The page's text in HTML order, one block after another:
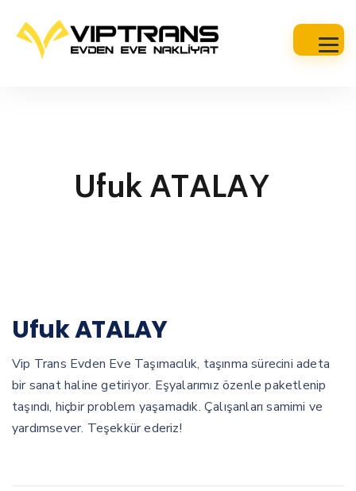
Ufuk ATALAY
Ufuk ATALAY
Vip Trans Evden Eve Taşımacılık, taşınma sürecini adeta
bir sanat haline getiriyor. Eşyalarımız özenle paketlenip
taşındı, hiçbir problem yaşamadık. Çalışanları samimi ve
yardımsever. Teşekkür ederiz!